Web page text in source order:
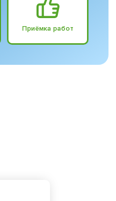
Приёмка работ